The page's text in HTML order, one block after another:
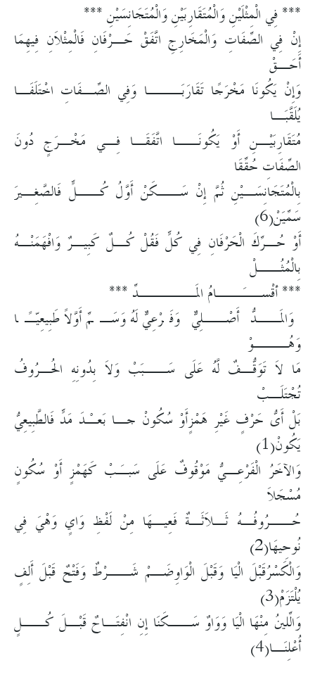
*** فِي الْمِثْلَيْنِ وَالْمُتَقَارِبَيْنِ وَالْمُتَجَانِسَيْنِ ***
إِنْ فِي الصِّفَاتِ وَالْمَخَارِجِ اتَّفَقْ حَـرْفَانِ فَالْمِثْلاَنِ فِيهِمَا
أَحَـقْ
وَإِنْ يَكُونَا مَخْرَجًا تَقَارَبَـــا وَفِي الصِّـفَاتِ اخْتَلَفَـا
يُلَقَّبَـا
مُتَقَارِبَيْـنِ أَوْ يَكُونَــا اتَّفَقَـا فِـي مَخْـرَجٍ دُونَ
الصِّفَاتِ حُقِّقَا
بِالْمُتَجَانِسَـيْنِ ثُمَّ إِنْ سَــكَنْ أَوَّلُ كُــلٍّ فَالصَّغِـيرَ
سَمِّيَنْ(6)
أَوْ حُـرِّكَ الْحَرْفَانِ فِي كُلٍّ فَقُلْ كُـلٌ كَبِيـرٌ وَافْهَمَنْـهُ
بِالْمُثُــلْ
*** أقْســَــامُ المَـــــدِّ ***
وَالمَــدُّ أَصْــلِيٌّ وَفَرْعِيٌّ لَهُ وَسَـمِّ أَوَّلاً طَبِيعِيّـًا
وَهُـــوْ
مَا لاَ تَوَقُّـفٌ لَّهُ عَلَى سَــبَبْ وَلاَ بِدُونِهِ الحُـرُوفُ
تُجْتَلَـبْ
بَلْ أَىُّ حَرْفٍ غَيْرِ هَمْزٍأَوْ سُكُونْ جـا بَعـْدَ مَدٍّ فَالطَّبِيعِيُّ
يَكُونْ(1)
وَالآخَرُ الْفَرْعِـيُّ مَوْقُوفٌ عَلَى سَبـَبْ كَهَمْزٍ أَوْ سُكُونٍ
مُسْجَلاَ
حُــرُوفُـهُ ثَـلاَثَـةٌ فَعِيـهَا مِنْ لَفْظِ وَايٍ وَهْيَ فِي
نُوحِيهَا(2)
وَالْكَسْرُقَبْلَ الْيَا وَقَبْلَ الْوَاوِضَـمْ شَــرْطٌ وَفَتْحٌ قَبْلَ أَلِفٍ
يُلْتَزَمْ(3)
وَالِّلينُ مِنْهَا الْيَا وَوَاوٌ سَــكَنَا إِنِ انْفِتَـاحٌ قَبْـلَ كُــلٍ
أُعْلِنَـا(4)